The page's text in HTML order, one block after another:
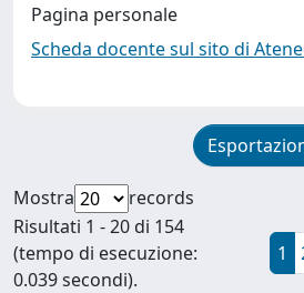
Pagina personale
Scheda docente sul sito di
Mostra
records
Risultati 1 - 20 di 154
(tempo di esecuzione:
0.039 secondi).
1